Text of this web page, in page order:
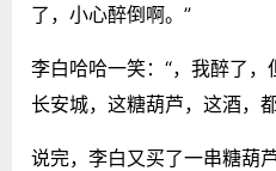
了，小心醉倒啊。”
李白哈哈一笑：“，我醉了
长安城，这糖葫芦，这酒，
说完，李白又买了一串糖葫